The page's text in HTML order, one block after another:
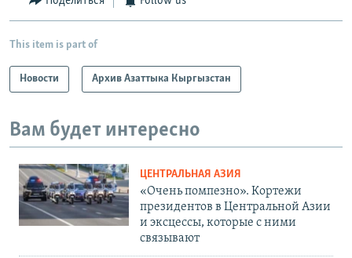
This item is part of
Новости Архив Азаттыка Кыргызстан
Вам будет интересно
ЦЕНТРАЛЬНАЯ АЗИЯ
«Очень помпезно». Кортежи
президентов в Центральной Азии
и эксцессы, которые с ними
связывают